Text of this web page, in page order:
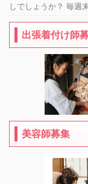
しでしょうか？ 毎週
出張着付け師
美容師募集